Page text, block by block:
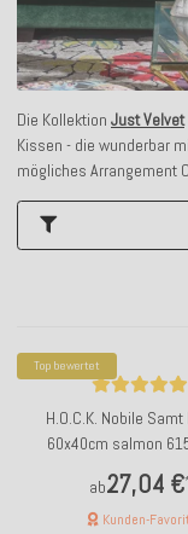
Die Kollektion Just Velvet
Kissen - die wunderbar
mögliches Arrangement
Top bewertet
H.O.C.K. Nobile
60x40cm salmon
ab27,04 €
Kunden-